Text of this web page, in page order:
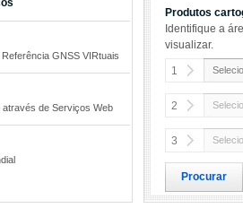
GNSS VIRtuais
de Serviços Web
Produtos
Identifique a
visualizar.
1
2
3
Procurar